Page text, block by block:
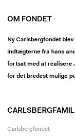
OM FONDET
Ny Carlsbergfondet
indtægterne fra hans
fortsat med at realisere
for det bredest mulige
Carlsbergfondet